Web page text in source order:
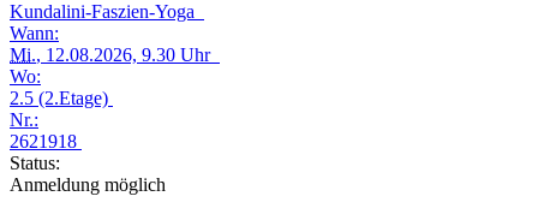
Kundalini-Faszien-Yoga
Wann:
Mi., 12.08.2026, 9.30 Uhr
Wo:
2.5 (2.Etage)
Nr.:
2621918
Status:
Anmeldung möglich